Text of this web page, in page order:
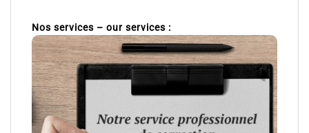
Nos services – our services :